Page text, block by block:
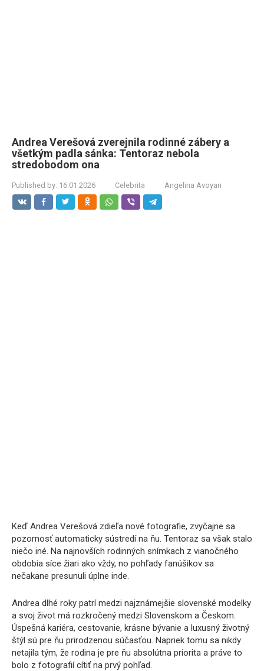
Andrea Verešová zverejnila rodinné zábery a
všetkým padla sánka: Tentoraz nebola
stredobodom ona
Published by: 16.01.2026 Celebrita Angelina Avoyan
Keď Andrea Verešová zdieľa nové fotografie, zvyčajne sa
pozornosť automaticky sústredí na ňu. Tentoraz sa však stalo
niečo iné. Na najnovších rodinných snímkach z vianočného
obdobia síce žiari ako vždy, no pohľady fanúšikov sa
nečakane presunuli úplne inde.
Andrea dlhé roky patrí medzi najznámejšie slovenské modelky
a svoj život má rozkročený medzi Slovenskom a Českom.
Úspešná kariéra, cestovanie, krásne bývanie a luxusný životný
štýl sú pre ňu prirodzenou súčasťou. Napriek tomu sa nikdy
netajila tým, že rodina je pre ňu absolútna priorita a práve to
bolo z fotografií cítiť na prvý pohľad.